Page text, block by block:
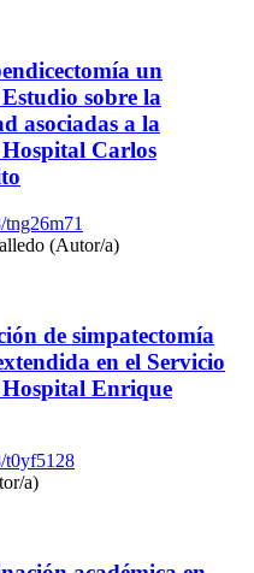
un
sobre la
asociadas a la
Carlos
(Autor/a)
de simpatectomía
en el Servicio
Enrique
t0yf5128
a)